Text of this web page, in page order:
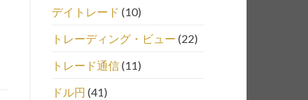
デイトレード (10)
トレーディング・ビュー (22)
トレード通信(11)
ドル円 (41)